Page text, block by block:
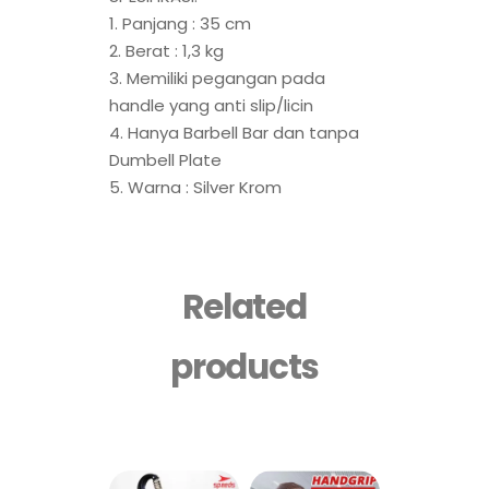
1. Panjang : 35 cm
2. Berat : 1,3 kg
3. Memiliki pegangan pada
handle yang anti slip/licin
4. Hanya Barbell Bar dan tanpa
Dumbell Plate
5. Warna : Silver Krom
Related
products